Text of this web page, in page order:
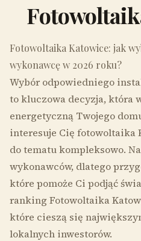
Fotowoltaika Katowice: jak
wykonawcę w 2026 roku?
Wybór odpowiedniego
to kluczowa decyzja, która
energetyczną Twojego
interesuje Cię fotowoltaika
do tematu kompleksowo.
wykonawców, dlatego
które pomoże Ci podjąć
ranking Fotowoltaika
które cieszą się
lokalnych inwestorów.